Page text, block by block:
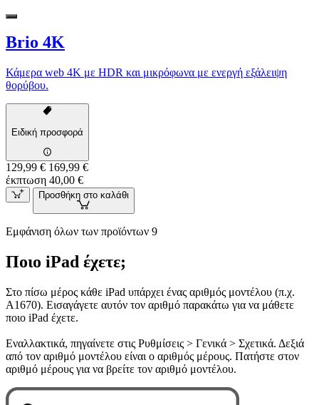
Brio 4K
Κάμερα web 4K με HDR και μικρόφωνα με ενεργή εξάλειψη
θορύβου.
Ειδική προσφορά
129,99 € 169,99 €
έκπτωση 40,00 €
Προσθήκη στο καλάθι
Εμφάνιση όλων των προϊόντων 9
Ποιο iPad έχετε;
Στο πίσω μέρος κάθε iPad υπάρχει ένας αριθμός μοντέλου (π.χ.
A1670). Εισαγάγετε αυτόν τον αριθμό παρακάτω για να μάθετε
ποιο iPad έχετε.
Εναλλακτικά, πηγαίνετε στις Ρυθμίσεις > Γενικά > Σχετικά. Δεξιά
από τον αριθμό μοντέλου είναι ο αριθμός μέρους. Πατήστε στον
αριθμό μέρους για να βρείτε τον αριθμό μοντέλου.